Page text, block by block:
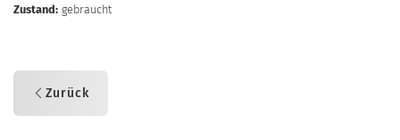
Zustand: gebraucht
Zurück